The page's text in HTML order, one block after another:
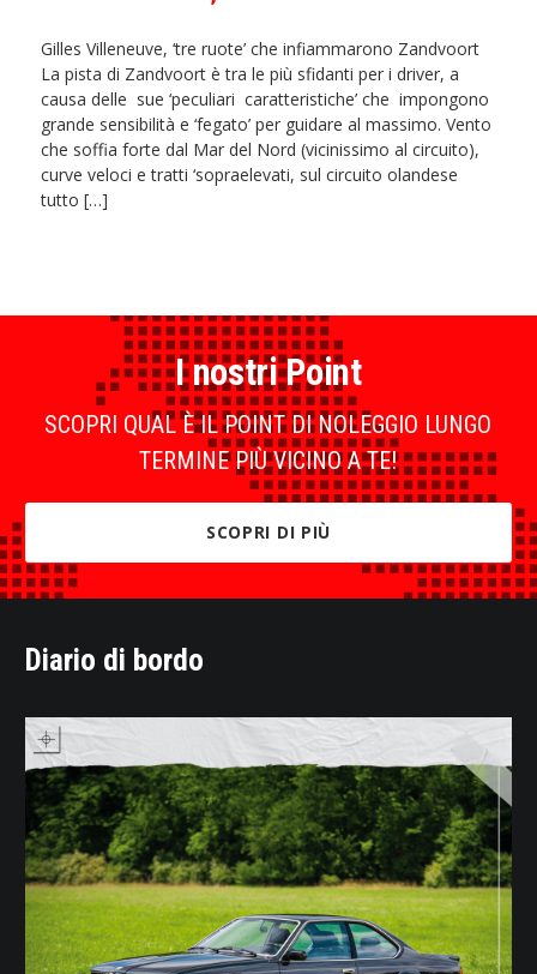
Gilles Villeneuve, ‘tre ruote’ che infiammarono Zandvoort
La pista di Zandvoort è tra le più sfidanti per i driver, a
causa delle sue ‘peculiari caratteristiche’ che impongono
grande sensibilità e ‘fegato’ per guidare al massimo. Vento
che soffia forte dal Mar del Nord (vicinissimo al circuito),
curve veloci e tratti ‘sopraelevati, sul circuito olandese
tutto […]
I nostri Point
SCOPRI QUAL È IL POINT DI NOLEGGIO LUNGO
TERMINE PIÙ VICINO A TE!
SCOPRI DI PIÙ
Diario di bordo